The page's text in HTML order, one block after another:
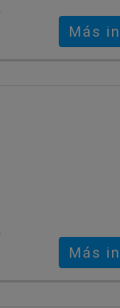
Más
Más